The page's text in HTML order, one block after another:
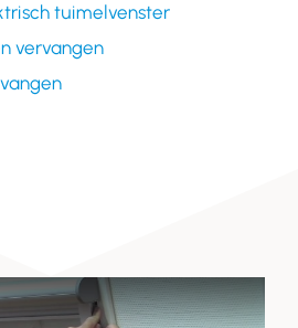
tuimelvenster
vervangen